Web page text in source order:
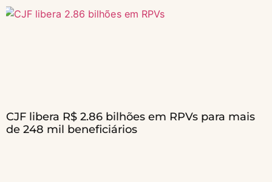
CJF libera R$ 2.86 bilhões em RPVs para mais
de 248 mil beneficiários